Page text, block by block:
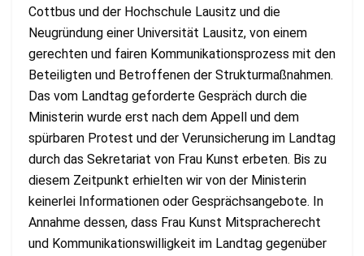
Cottbus und der Hochschule Lausitz und die
Neugründung einer Universität Lausitz, von einem
gerechten und fairen Kommunikationsprozess mit den
Beteiligten und Betroffenen der Strukturmaßnahmen.
Das vom Landtag geforderte Gespräch durch die
Ministerin wurde erst nach dem Appell und dem
spürbaren Protest und der Verunsicherung im Landtag
durch das Sekretariat von Frau Kunst erbeten. Bis zu
diesem Zeitpunkt erhielten wir von der Ministerin
keinerlei Informationen oder Gesprächsangebote. In
Annahme dessen, dass Frau Kunst Mitspracherecht
und Kommunikationswilligkeit im Landtag gegenüber